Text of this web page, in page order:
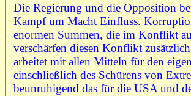
Die Regierung und die Opposition
Kampf um Macht Einfluss.
enormen Summen, die im Konflikt
verschärfen diesen Konflikt
arbeitet mit allen Mitteln für den
einschließlich des Schürens von
beunruhigend das für die USA und